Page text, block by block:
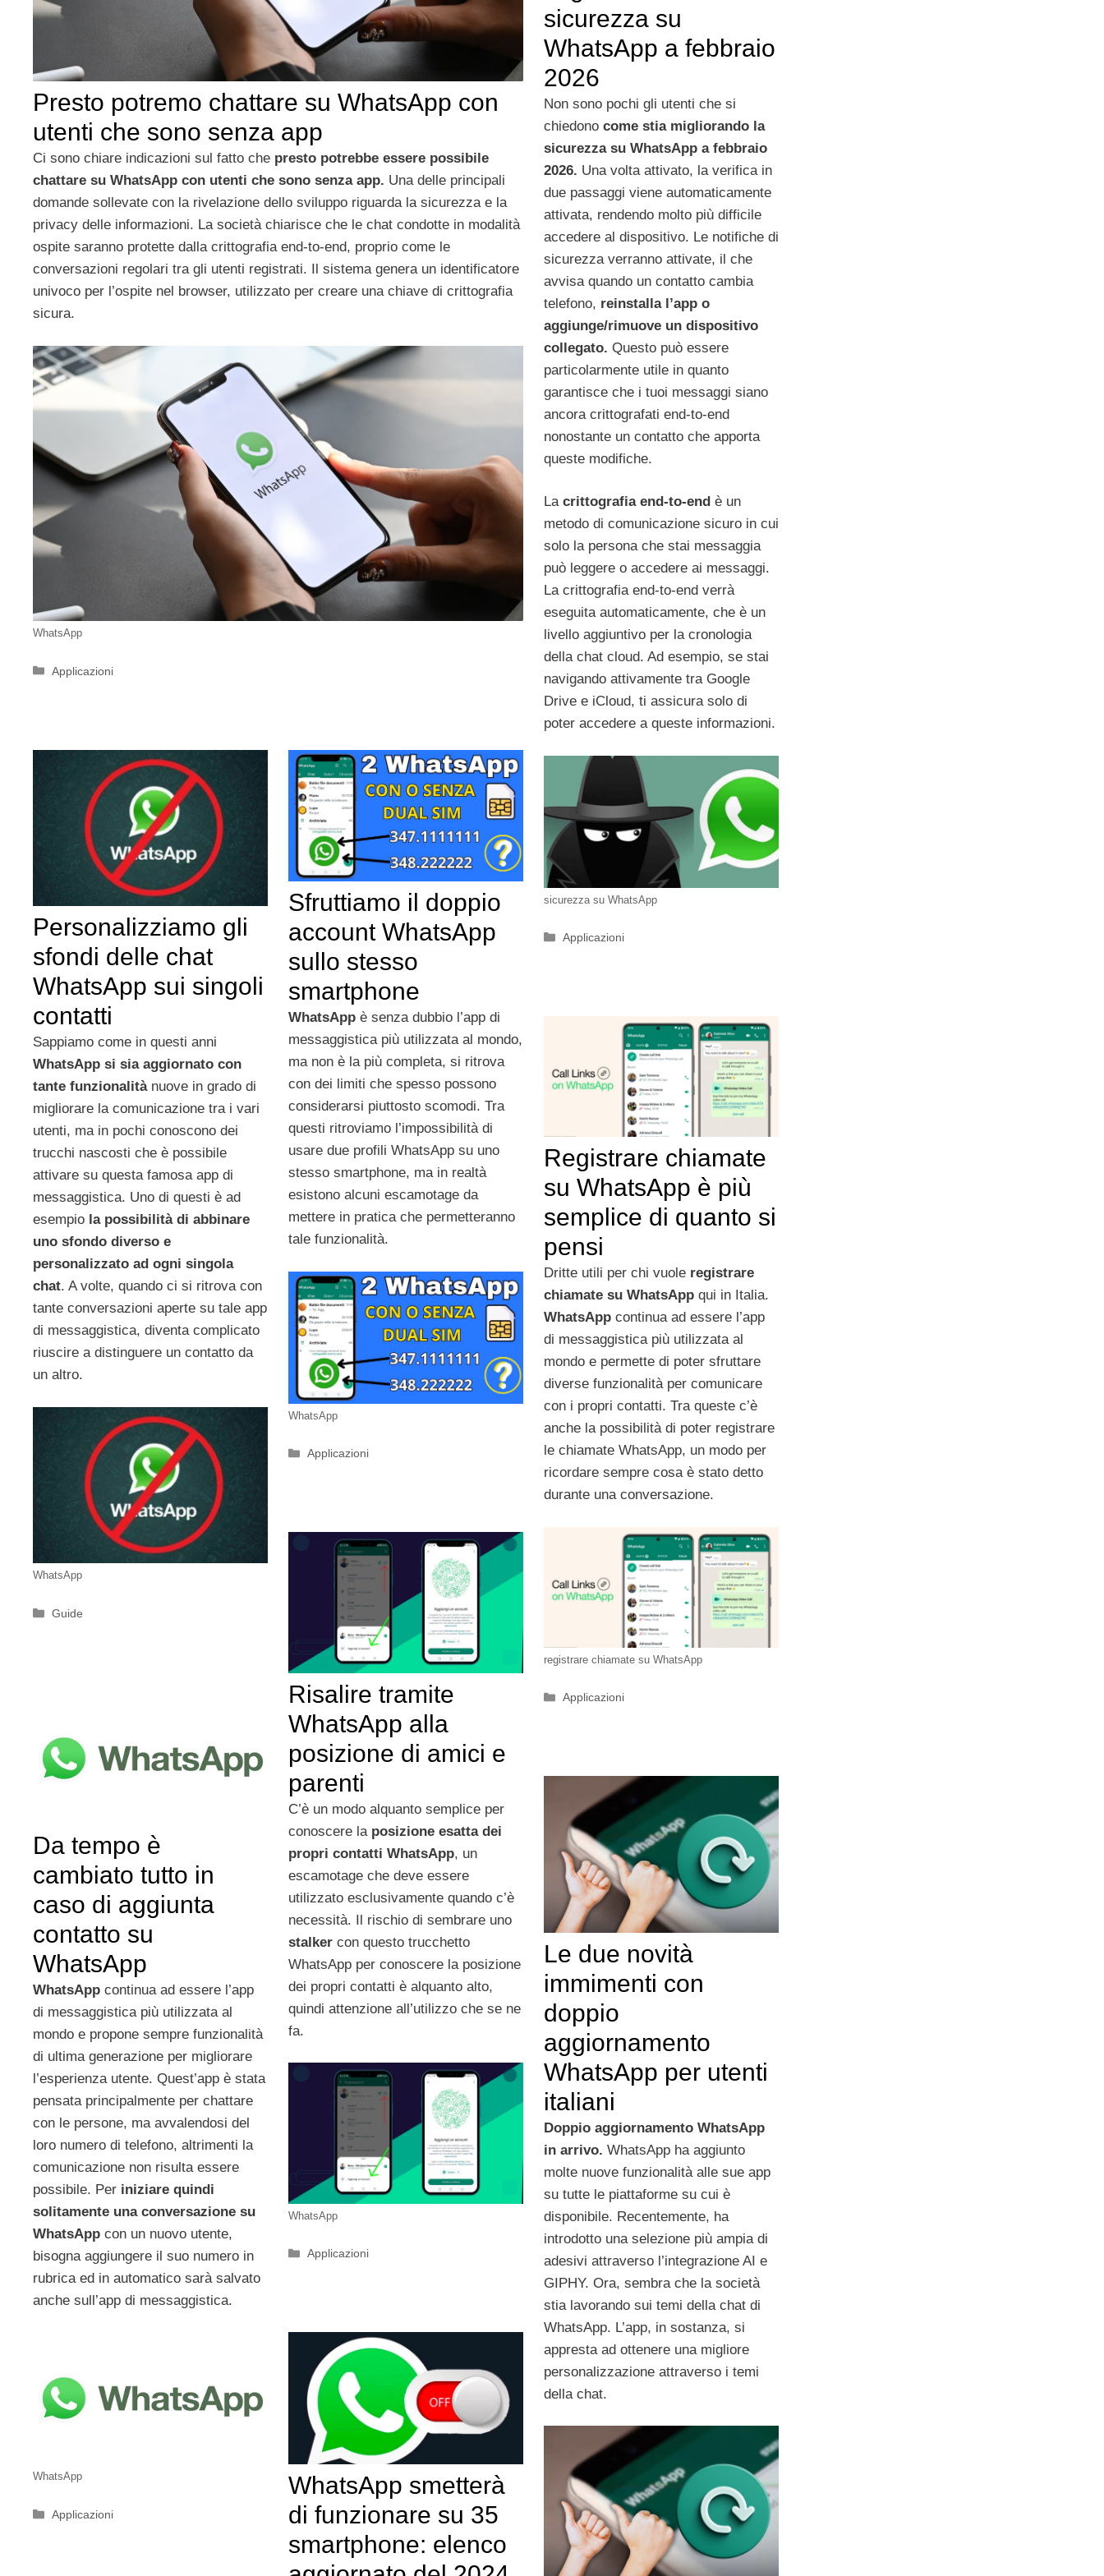
Presto potremo chattare su WhatsApp con
utenti che sono senza app
Ci sono chiare indicazioni sul fatto che presto potrebbe essere possibile
chattare su WhatsApp con utenti che sono senza app. Una delle principali
domande sollevate con la rivelazione dello sviluppo riguarda la sicurezza e la
privacy delle informazioni. La società chiarisce che le chat condotte in modalità
ospite saranno protette dalla crittografia end-to-end, proprio come le
conversazioni regolari tra gli utenti registrati. Il sistema genera un identificatore
univoco per l’ospite nel browser, utilizzato per creare una chiave di crittografia
sicura.
WhatsApp
Categorie
Applicazioni
sicurezza su
WhatsApp a febbraio
2026
Non sono pochi gli utenti che si
chiedono come stia migliorando la
sicurezza su WhatsApp a febbraio
2026. Una volta attivato, la verifica in
due passaggi viene automaticamente
attivata, rendendo molto più difficile
accedere al dispositivo. Le notifiche di
sicurezza verranno attivate, il che
avvisa quando un contatto cambia
telefono, reinstalla l’app o
aggiunge/rimuove un dispositivo
collegato. Questo può essere
particolarmente utile in quanto
garantisce che i tuoi messaggi siano
ancora crittografati end-to-end
nonostante un contatto che apporta
queste modifiche.
La crittografia end-to-end è un
metodo di comunicazione sicuro in cui
solo la persona che stai messaggia
può leggere o accedere ai messaggi.
La crittografia end-to-end verrà
eseguita automaticamente, che è un
livello aggiuntivo per la cronologia
della chat cloud. Ad esempio, se stai
navigando attivamente tra Google
Drive e iCloud, ti assicura solo di
poter accedere a queste informazioni.
sicurezza su WhatsApp
Categorie
Applicazioni
Personalizziamo gli
sfondi delle chat
WhatsApp sui singoli
contatti
Sappiamo come in questi anni
WhatsApp si sia aggiornato con
tante funzionalitànuove in grado di
migliorare la comunicazione tra i vari
utenti, ma in pochi conoscono dei
trucchi nascosti che è possibile
attivare su questa famosa app di
messaggistica. Uno di questi è ad
esempio la possibilità di abbinare
uno sfondo diverso e
personalizzato ad ogni singola
chat. A volte, quando ci si ritrova con
tante conversazioni aperte su tale app
di messaggistica, diventa complicato
riuscire a distinguere un contatto da
un altro.
WhatsApp
Categorie
Guide
Sfruttiamo il doppio
account WhatsApp
sullo stesso
smartphone
WhatsAppè senza dubbio l’app di
messaggistica più utilizzata al mondo,
ma non è la più completa, si ritrova
con dei limiti che spesso possono
considerarsi piuttosto scomodi. Tra
questi ritroviamo l’impossibilità di
usare due profili WhatsApp su uno
stesso smartphone, ma in realtà
esistono alcuni escamotage da
mettere in pratica che permetteranno
tale funzionalità.
WhatsApp
Categorie
Applicazioni
Registrare chiamate
su WhatsApp è più
semplice di quanto si
pensi
Dritte utili per chi vuole registrare
chiamate su WhatsAppqui in Italia.
WhatsApp continua ad essere l’app
di messaggistica più utilizzata al
mondo e permette di poter sfruttare
diverse funzionalità per comunicare
con i propri contatti. Tra queste c’è
anche la possibilità di poter registrare
le chiamate WhatsApp, un modo per
ricordare sempre cosa è stato detto
durante una conversazione.
registrare chiamate su WhatsApp
Categorie
Applicazioni
Risalire tramite
WhatsApp alla
posizione di amici e
parenti
C’è un modo alquanto semplice per
conoscere laposizione esatta dei
propri contatti WhatsApp, un
escamotage che deve essere
utilizzato esclusivamente quando c’è
necessità. Il rischio di sembrare uno
stalkercon questo trucchetto
WhatsApp per conoscere la posizione
dei propri contatti è alquanto alto,
quindi attenzione all’utilizzo che se ne
fa.
WhatsApp
Categorie
Applicazioni
Da tempo è
cambiato tutto in
caso di aggiunta
contatto su
WhatsApp
WhatsApp continua ad essere l’app
di messaggistica più utilizzata al
mondo e propone sempre funzionalità
di ultima generazione per migliorare
l’esperienza utente. Quest’app è stata
pensata principalmente per chattare
con le persone, ma avvalendosi del
loro numero di telefono, altrimenti la
comunicazione non risulta essere
possibile. Per iniziare quindi
solitamente una conversazione su
WhatsApp con un nuovo utente,
bisogna aggiungere il suo numero in
rubrica ed in automatico sarà salvato
anche sull’app di messaggistica.
WhatsApp
Categorie
Applicazioni
Le due novità
immimenti con
doppio
aggiornamento
WhatsApp per utenti
italiani
Doppio aggiornamento WhatsApp
in arrivo. WhatsApp ha aggiunto
molte nuove funzionalità alle sue app
su tutte le piattaforme su cui è
disponibile. Recentemente, ha
introdotto una selezione più ampia di
adesivi attraverso l’integrazione AI e
GIPHY. Ora, sembra che la società
stia lavorando sui temi della chat di
WhatsApp. L’app, in sostanza, si
appresta ad ottenere una migliore
personalizzazione attraverso i temi
della chat.
WhatsApp smetterà
di funzionare su 35
smartphone: elenco